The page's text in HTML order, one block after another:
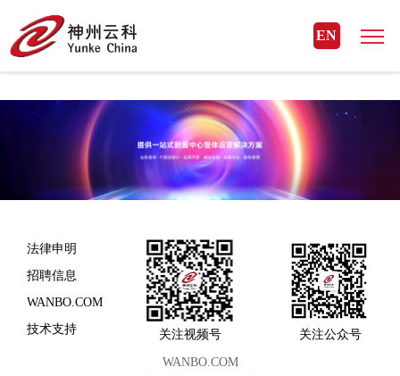
WANBO.COM
EN
法律申明
招聘信息
WANBO.COM
技术支持
关注视频号 关注公众号
WANBO.COM